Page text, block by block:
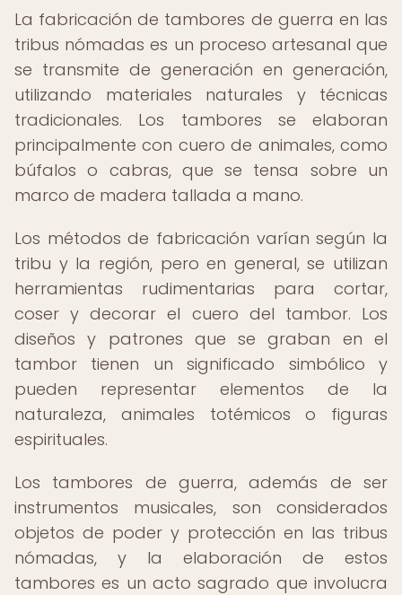
La fabricación de tambores de guerra en las
tribus nómadas es un proceso artesanal que
se transmite de generación en generación,
utilizando materiales naturales y técnicas
tradicionales. Los tambores se elaboran
principalmente con cuero de animales, como
búfalos o cabras, que se tensa sobre un
marco de madera tallada a mano.
Los métodos de fabricación varían según la
tribu y la región, pero en general, se utilizan
herramientas rudimentarias para cortar,
coser y decorar el cuero del tambor. Los
diseños y patrones que se graban en el
tambor tienen un significado simbólico y
pueden representar elementos de la
naturaleza, animales totémicos o figuras
espirituales.
Los tambores de guerra, además de ser
instrumentos musicales, son considerados
objetos de poder y protección en las tribus
nómadas, y la elaboración de estos
tambores es un acto sagrado que involucra